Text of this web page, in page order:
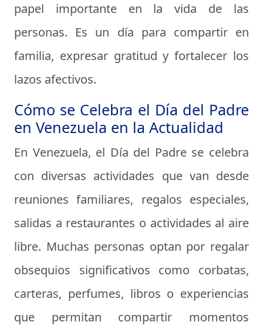
papel importante en la vida de las
personas. Es un día para compartir en
familia, expresar gratitud y fortalecer los
lazos afectivos.
Cómo se Celebra el Día del Padre
en Venezuela en la Actualidad
En Venezuela, el Día del Padre se celebra
con diversas actividades que van desde
reuniones familiares, regalos especiales,
salidas a restaurantes o actividades al aire
libre. Muchas personas optan por regalar
obsequios significativos como corbatas,
carteras, perfumes, libros o experiencias
que permitan compartir momentos